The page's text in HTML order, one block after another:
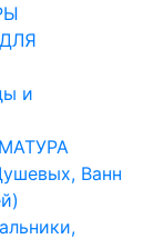
и
Ванн